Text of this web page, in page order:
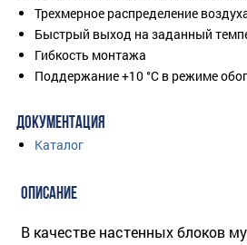
Трехмерное распределение
Быстрый выход на заданный
Гибкость монтажа
Поддержание +10 °C в режиме
ДОКУМЕНТАЦИЯ
Каталог
ОПИСАНИЕ
В качестве настенных блоков